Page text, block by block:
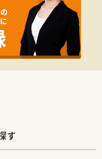
め、実践で役立つ知識を
ど実践形式での研修も実
できるような環境があり
り、企業風土ややり方な
、幅広い業務を経験す
す